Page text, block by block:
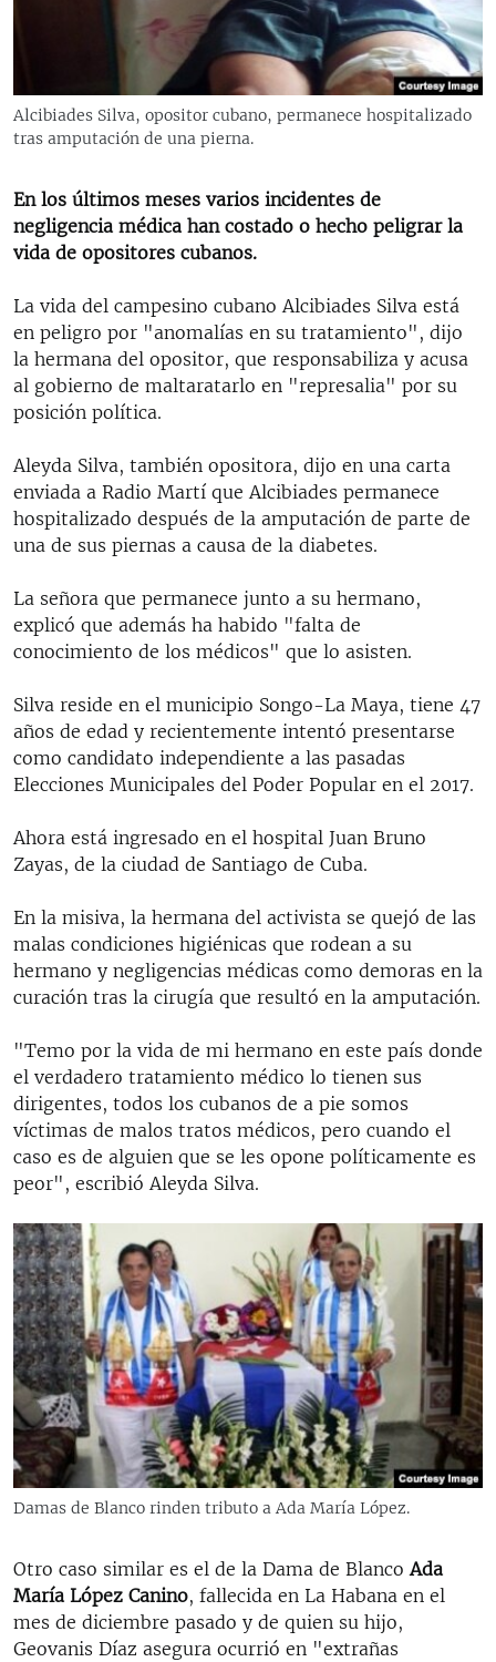
ESPECIALES
LA REALIDAD DE LA VIVIENDA EN CUBA
KENTU-CUBANO
LOS SANTOS DE HIALEAH
DESINFORMACIÓN RUSA EN AMÉRICA LATINA
LA INVASIÓN DE RUSIA A UCRANIA
MULTIMEDIA
EDITORIALES
SÍGUENOS
Alcibiades Silva, opositor cubano, permanece hospitalizado
tras amputación de una pierna.
En los últimos meses varios incidentes de
negligencia médica han costado o hecho peligrar la
vida de opositores cubanos.
La vida del campesino cubano Alcibiades Silva está
en peligro por "anomalías en su tratamiento", dijo
la hermana del opositor, que responsabiliza y acusa
al gobierno de maltaratarlo en "represalia" por su
posición política.
Aleyda Silva, también opositora, dijo en una carta
enviada a Radio Martí que Alcibiades permanece
hospitalizado después de la amputación de parte de
una de sus piernas a causa de la diabetes.
La señora que permanece junto a su hermano,
explicó que además ha habido "falta de
conocimiento de los médicos" que lo asisten.
Silva reside en el municipio Songo-La Maya, tiene 47
años de edad y recientemente intentó presentarse
como candidato independiente a las pasadas
Elecciones Municipales del Poder Popular en el 2017.
Ahora está ingresado en el hospital Juan Bruno
Zayas, de la ciudad de Santiago de Cuba.
En la misiva, la hermana del activista se quejó de las
malas condiciones higiénicas que rodean a su
hermano y negligencias médicas como demoras en la
curación tras la cirugía que resultó en la amputación.
"Temo por la vida de mi hermano en este país donde
el verdadero tratamiento médico lo tienen sus
dirigentes, todos los cubanos de a pie somos
víctimas de malos tratos médicos, pero cuando el
caso es de alguien que se les opone políticamente es
peor", escribió Aleyda Silva.
Damas de Blanco rinden tributo a Ada María López.
Otro caso similar es el de la Dama de Blanco Ada
María López Canino, fallecida en La Habana en el
mes de diciembre pasado y de quien su hijo,
Geovanis Díaz asegura ocurrió en "extrañas